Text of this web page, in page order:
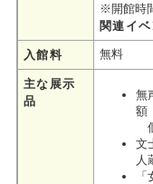
※開館時
関連イベ
入館料 無料
主な展示
品
無
額
文
人